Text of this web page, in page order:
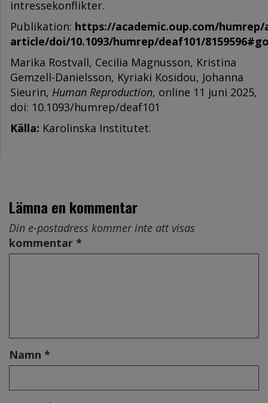
intressekonflikter.
Publikation: https://academic.oup.com/humrep/
article/doi/10.1093/humrep/deaf101/
Marika Rostvall, Cecilia Magnusson, Kristina
Gemzell-Danielsson, Kyriaki Kosidou, Johanna
Sieurin, Human Reproduction, online 11 juni 2025,
doi: 10.1093/humrep/deaf101
Källa: Karolinska Institutet.
Lämna en kommentar
Din e-postadress kommer inte att visas
kommentar *
Namn *